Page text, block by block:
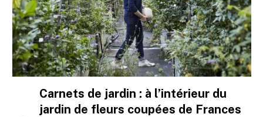
Carnets de jardin : à l’intérieur du
jardin de fleurs coupées de Frances